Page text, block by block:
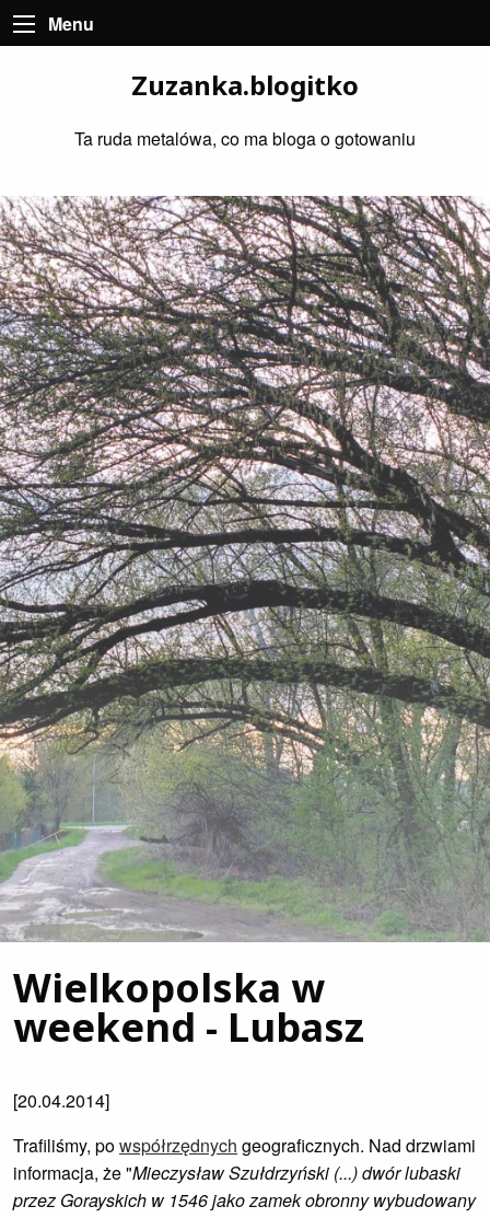
Menu
Zuzanka.blogitko
Ta ruda metalówa, co ma bloga o gotowaniu
Wielkopolska w
weekend - Lubasz
[20.04.2014]
Trafiliśmy, powspółrzędnych geograficznych. Nad drzwiami
informacja, że "Mieczysław Szułdrzyński (...) dwór lubaski
przez Gorayskich w 1546 jako zamek obronny wybudowany